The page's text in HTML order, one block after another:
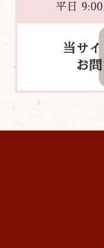
平日
当サ
お